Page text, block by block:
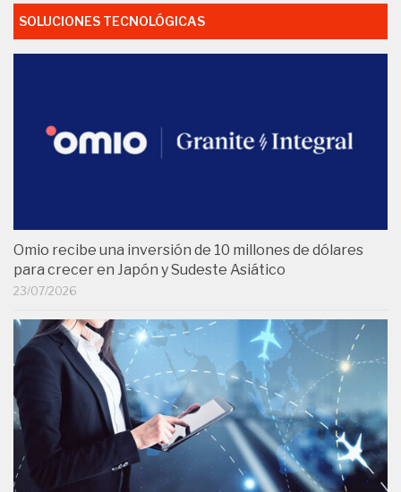
SOLUCIONES TECNOLÓGICAS
Omio recibe una inversión de 10 millones de dólares
para crecer en Japón y Sudeste Asiático
23/07/2026